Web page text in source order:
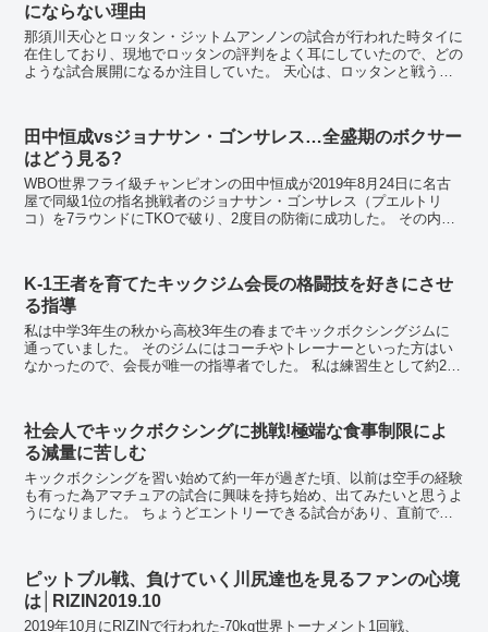
にならない理由
那須川天心とロッタン・ジットムアンノンの試合が行われた時タイに
在住しており、現地でロッタンの評判をよく耳にしていたので、どの
ような試合展開になるか注目していた。 天心は、ロッタンと戦う前
田中恒成vsジョナサン・ゴンサレス…全盛期のボクサー
はどう見る?
WBO世界フライ級チャンピオンの田中恒成が2019年8月24日に名古
屋で同級1位の指名挑戦者のジョナサン・ゴンサレス（プエルトリ
コ）を7ラウンドにTKOで破り、2度目の防衛に成功した。 その内容
K-1王者を育てたキックジム会長の格闘技を好きにさせ
る指導
私は中学3年生の秋から高校3年生の春までキックボクシングジムに
通っていました。 そのジムにはコーチやトレーナーといった方はい
なかったので、会長が唯一の指導者でした。 私は練習生として約2年
社会人でキックボクシングに挑戦!極端な食事制限によ
る減量に苦しむ
キックボクシングを習い始めて約一年が過ぎた頃、以前は空手の経験
も有った為アマチュアの試合に興味を持ち始め、出てみたいと思うよ
うになりました。 ちょうどエントリーできる試合があり、直前では
ピットブル戦、負けていく川尻達也を見るファンの心境
は│RIZIN2019.10
2019年10月にRIZINで行われた-70kg世界トーナメント1回戦、